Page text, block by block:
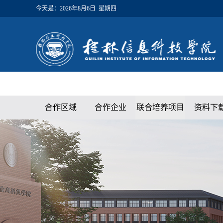
今天是： 2026年8月6日 星期四
合作区域 合作企业 联合培养项目 资料下